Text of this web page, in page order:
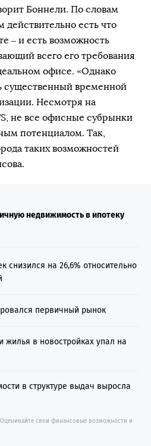
Боннели. По словам
есть что
– и есть возможность
всего его требования
офисе. «Однако
существенный временной
Несмотря на
не все офисные субрынки
потенциалом. Так,
таких возможностей
недвижимость в ипотеку
на 26,6% относительно
первичный рынок
жилья в новостройках упал на
в структуре выдач выросла
свои финансовые возможности и